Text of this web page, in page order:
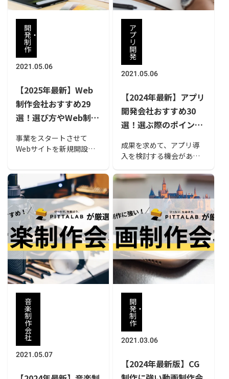
開
発・
制
作
2021.05.06
【2025年最新】Web
制作会社おすすめ29
選！選び方やWeb制作
事業をスタートさせて
Webサイトを新規開設し
ューアルしたりする際、
外部の制作会社に依頼す
ることが多いのではない
でしょうか。本記事では
Web制作会社のおすすめ
や選び方をご紹介しま
す。また、Web制作の費
用相場や依頼する前に確
認することも解説してい
るので、制作会社選びの
参考にしてみてくださ
ア
プ
リ
開
発
2021.05.06
【2024年最新】アプリ
開発会社おすすめ30
選！選ぶ際のポイント
トも解説
成果を求めて、アプリ導
入を検討する機会がある
アプリ開発はノウハウが
なければ難しいもので
す。そこで当ページで
は、アプリ開発を依頼す
る会社を選ぶ際のポイン
トや頼れる会社をまとめ
てご紹介します。また、
アプリ開発の流れやアプ
リ開発をするメリットに
ついても解説しているの
で、アプリ開発を検討し
ている方はぜひ参考にし
てみてください。
音
楽
制
作
会
社
2021.05.07
開
発・
制
作
2021.03.06
【2024年最新版】CG